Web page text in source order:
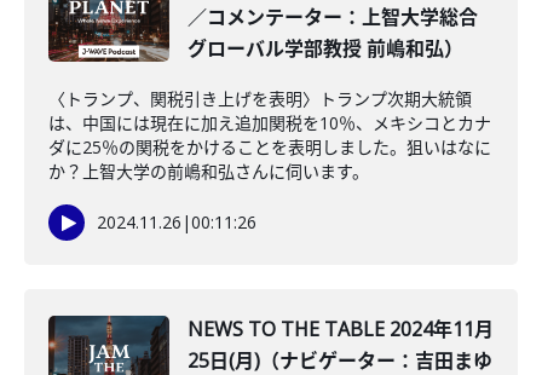
／コメンテーター：上智大学総合
グローバル学部教授 前嶋和弘）
〈トランプ、関税引き上げを表明〉トランプ次期大統領
は、中国には現在に加え追加関税を10％、メキシコとカナ
ダに25％の関税をかけることを表明しました。狙いはなに
か？上智大学の前嶋和弘さんに伺います。
2024.11.26 |00:11:26
NEWS TO THE TABLE 2024年11月
25日(月)（ナビゲーター：吉田まゆ